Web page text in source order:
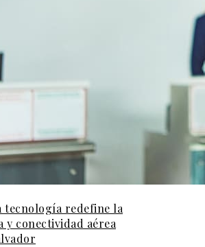
tecnología redefine la
y conectividad aérea